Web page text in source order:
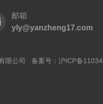
邮箱
yly@yanzheng17.com
限公司 备案号： 沪ICP备